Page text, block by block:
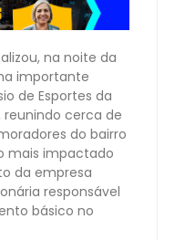
na noite da
importante
de Esportes da
reunindo cerca de
do bairro
mais impactado
da empresa
responsável
básico no